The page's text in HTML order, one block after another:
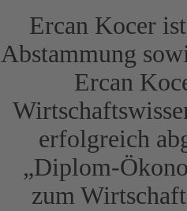
Ercan Kocer
Abstammung
Ercan
erfolgreich
„Diplom-
zum